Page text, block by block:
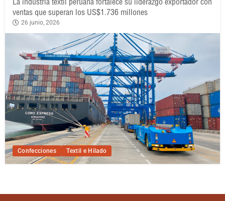
Confecciones Textil e Hilado
ventas que superan los US$1.736 millones
26 junio, 2026